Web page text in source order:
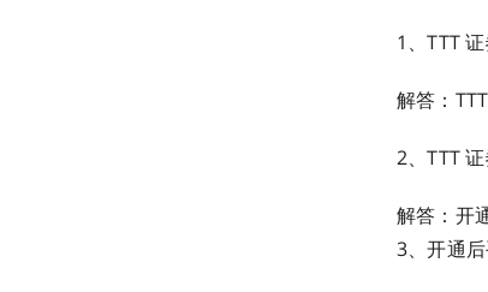
1、TTT
解答：
2、TTT
解答：开
3、开通